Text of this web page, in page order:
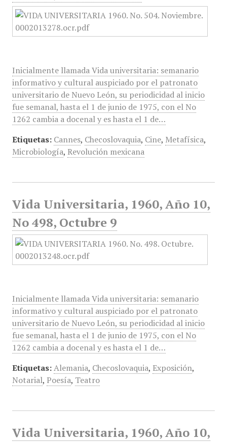
Inicialmente llamada Vida universitaria: semanario
informativo y cultural auspiciado por el patronato
universitario de Nuevo León, su periodicidad al inicio
fue semanal, hasta el 1 de junio de 1975, con el No
1262 cambia a docenal y es hasta el 1 de…
Etiquetas: Cannes, Checoslovaquia, Cine, Metafísica,
Microbiología, Revolución mexicana
Vida Universitaria, 1960, Año 10,
No 498, Octubre 9
Inicialmente llamada Vida universitaria: semanario
informativo y cultural auspiciado por el patronato
universitario de Nuevo León, su periodicidad al inicio
fue semanal, hasta el 1 de junio de 1975, con el No
1262 cambia a docenal y es hasta el 1 de…
Etiquetas: Alemania, Checoslovaquia, Exposición,
Notarial, Poesía, Teatro
Vida Universitaria, 1960, Año 10,